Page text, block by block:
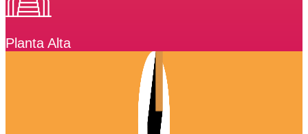
Planta Alta